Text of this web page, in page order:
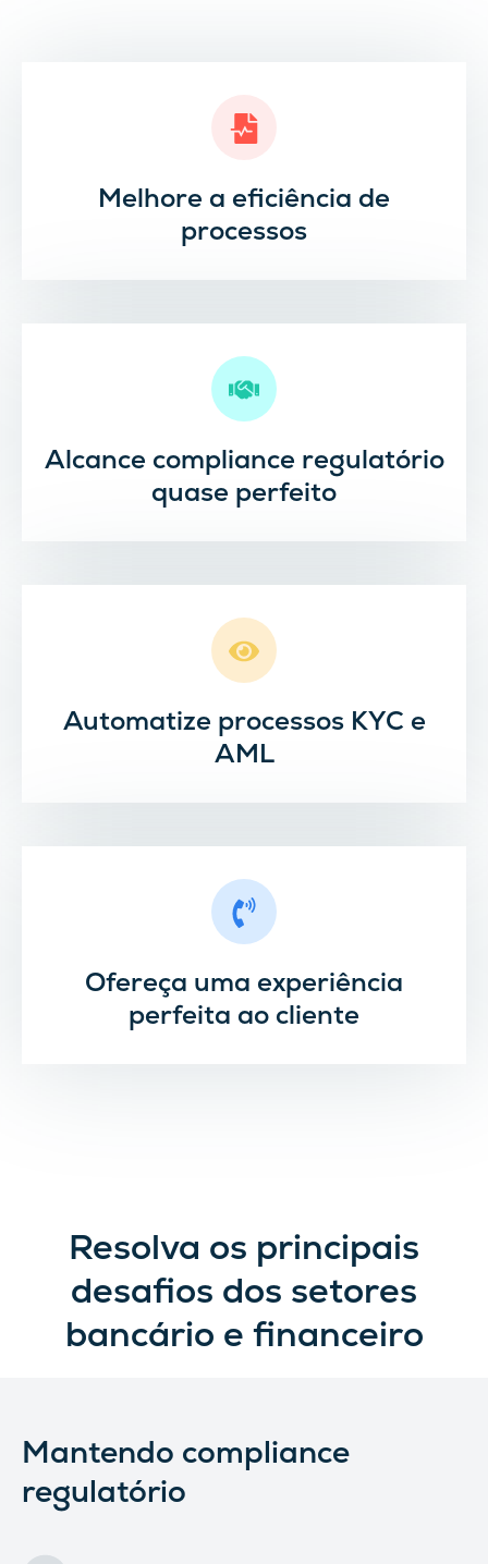
Melhore a eficiência de
processos
Alcance compliance regulatório
quase perfeito
Automatize processos KYC e
AML
Ofereça uma experiência
perfeita ao cliente
Resolva os principais
desafios dos setores
bancário e financeiro
Mantendo compliance
regulatório